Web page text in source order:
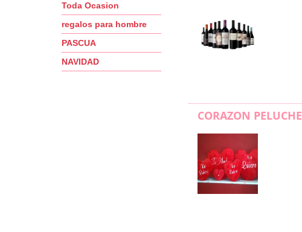
Toda Ocasion
regalos para hombre
PASCUA
NAVIDAD
CORAZON PELUCHE